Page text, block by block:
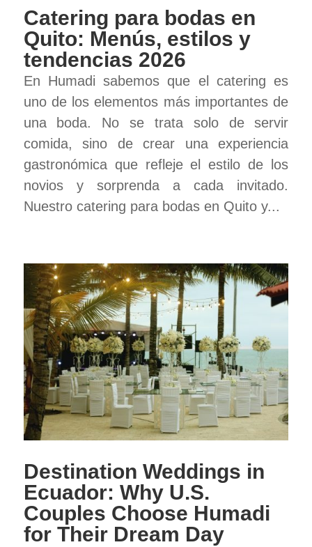
Catering para bodas en
Quito: Menús, estilos y
tendencias 2026
En Humadi sabemos que el catering es
uno de los elementos más importantes de
una boda. No se trata solo de servir
comida, sino de crear una experiencia
gastronómica que refleje el estilo de los
novios y sorprenda a cada invitado.
Nuestro catering para bodas en Quito y...
Destination Weddings in
Ecuador: Why U.S.
Couples Choose Humadi
for Their Dream Day